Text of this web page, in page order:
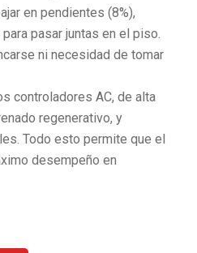
en pendientes (8%),
pasar juntas en el piso.
ni necesidad de tomar
controladores AC, de alta
regenerativo, y
Todo esto permite que el
desempeño en
de trabajo.
operario. El
y el descenso se